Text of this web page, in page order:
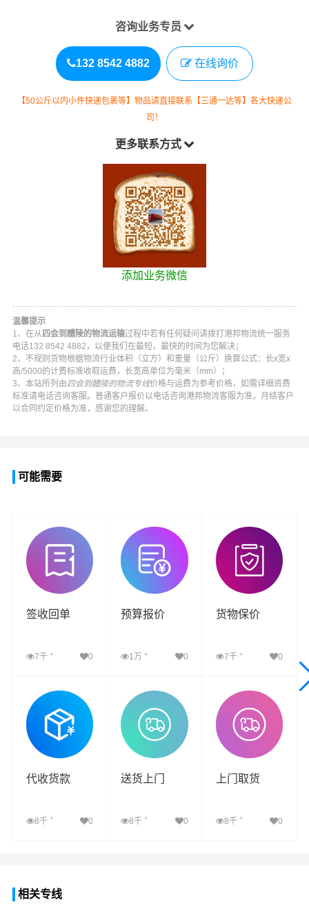
咨询业务专员
132 8542 4882 在线询价
【50公斤以内小件快递包裹等】物品请直接联系【三通一达等】各大快递公
司！
更多联系方式
添加业务微信
温馨提示
1、在从 四会到醴陵的物流运输过程中若有任何疑问请拨打 港邦物流统一服务
电话132 8542 4882 ，以便我们在最短，最快的时间为您解决；
2、不规则货物根据物流行业体积（立方）和重量（公斤）换算公式：长x宽x
高/5000的计费标准收取运费，长宽高单位为毫米（mm）；
3、本站所列由四会到醴陵的物流专线价格与运费为参考价格，如需详细资费
标准请电话咨询客服。普通客户报价以电话咨询港邦物流客服为准，月结客户
以合同约定价格为准，感谢您的理解。
可能需要
签收回单
7千 + 0
查看详细
预算报价
1万+ 0
查看详细
货物保价
7千 + 0
查看详细
代收货款
8千 + 0
送货上门
8千+ 0
上门取货
8千 + 0
相关专线